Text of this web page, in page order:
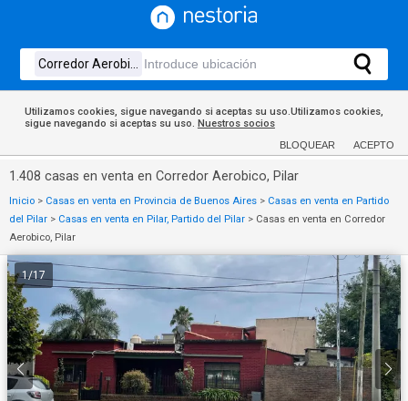
Utilizamos cookies, sigue navegando si aceptas su uso.Utilizamos cookies,
sigue navegando si aceptas su uso. Nuestros socios
BLOQUEAR ACEPTO
1.408 casas en venta en Corredor Aerobico, Pilar
Inicio > Casas en venta en Provincia de Buenos Aires > Casas en venta en Partido
del Pilar > Casas en venta en Pilar, Partido del Pilar > Casas en venta en Corredor
Aerobico, Pilar
1/17